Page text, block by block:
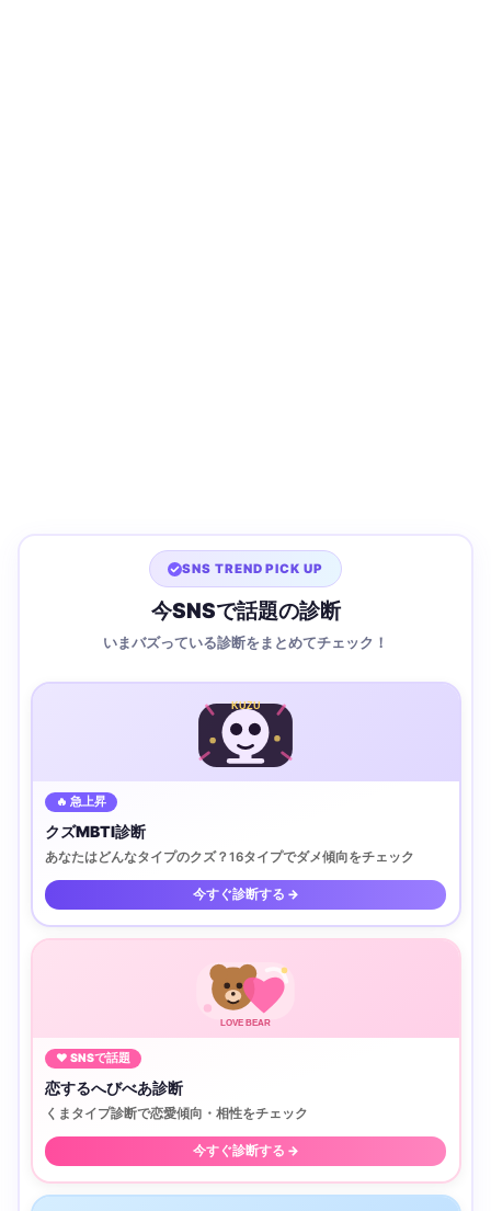
SNS TREND PICK UP
今SNSで話題の診断
いまバズっている診断をまとめてチェック！
KUZU
🔥 急上昇
クズMBTI診断
あなたはどんなタイプのクズ？16タイプでダメ傾向をチェック
今すぐ診断する →
LOVE BEAR
♥ SNSで話題
恋するへびべあ診断
くまタイプ診断で恋愛傾向・相性をチェック
今すぐ診断する →